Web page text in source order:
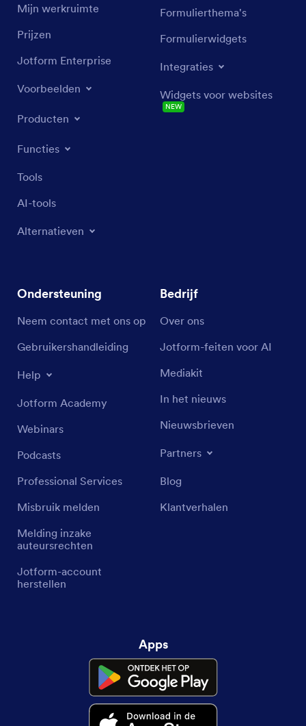
Mijn werkruimte
Prijzen
Jotform Enterprise
Voorbeelden
Producten
Functies
Tools
AI-tools
Alternatieven
Formulierthema's
Formulierwidgets
Integraties
Widgets voor websites
NEW
Ondersteuning
Neem contact met ons op
Gebruikershandleiding
Help
Jotform Academy
Webinars
Podcasts
Professional Services
Misbruik melden
Melding inzake
auteursrechten
Jotform-account
herstellen
Bedrijf
Over ons
Jotform-feiten voor AI
Mediakit
In het nieuws
Nieuwsbrieven
Partners
Blog
Klantverhalen
Apps